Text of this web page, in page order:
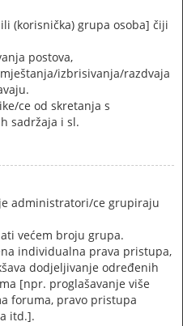
(korisnička) grupa osoba] čiji
postova,
izbrisivanja/razdvaja
ce od skretanja s
sadržaja i sl.
administratori/ce grupiraju
većem broju grupa.
individualna prava pristupa,
dodjeljivanje određenih
[npr. proglašavanje više
foruma, pravo pristupa
itd.].